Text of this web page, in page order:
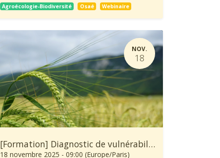
Agroécologie-Biodiversité Osaé Webinaire
NOV.
18
[Formation] Diagnostic de vulnérabilité au changement climatique et démarche d’adaptation d’une exploitation agricole
18 novembre 2025 - 09:00 (Europe/Paris)